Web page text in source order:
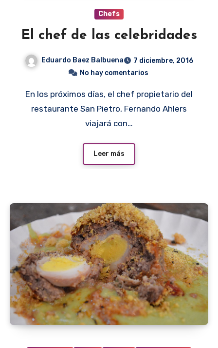
Chefs
El chef de las celebridades
Eduardo Baez Balbuena
7 diciembre, 2016
No hay comentarios
En los próximos días, el chef propietario del
restaurante San Pietro, Fernando Ahlers
viajará con…
Leer más